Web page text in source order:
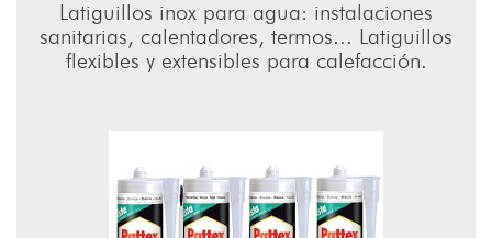
Latiguillos inox para agua: instalaciones
sanitarias, calentadores, termos... Latiguillos
flexibles y extensibles para calefacción.